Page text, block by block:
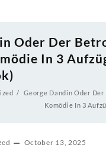
Oder Der
In 3
George Dandin Oder Der
Komödie In 3
October 13, 2025